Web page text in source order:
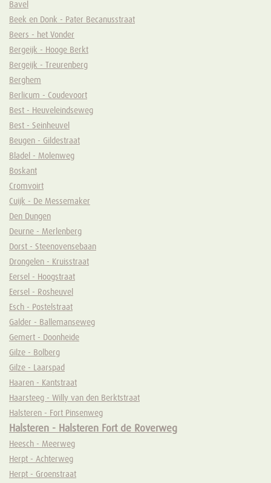
Bavel
Beek en Donk - Pater Becanusstraat
Beers - het Vonder
Bergeijk - Hooge Berkt
Bergeijk - Treurenberg
Berghem
Berlicum - Coudevoort
Best - Heuveleindseweg
Best - Seinheuvel
Beugen - Gildestraat
Bladel - Molenweg
Boskant
Cromvoirt
Cuijk - De Messemaker
Den Dungen
Deurne - Merlenberg
Dorst - Steenovensebaan
Drongelen - Kruisstraat
Eersel - Hoogstraat
Eersel - Rosheuvel
Esch - Postelstraat
Galder - Ballemanseweg
Gemert - Doonheide
Gilze - Bolberg
Gilze - Laarspad
Haaren - Kantstraat
Haarsteeg - Willy van den Berktstraat
Halsteren - Fort Pinsenweg
Halsteren - Halsteren Fort de Roverweg
Heesch - Meerweg
Herpt - Achterweg
Herpt - Groenstraat